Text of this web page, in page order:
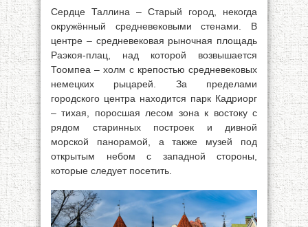
Сердце Таллина – Старый город, некогда
окружённый средневековыми стенами. В
центре – средневековая рыночная площадь
Раэкоя-плац, над которой возвышается
Тоомпеа – холм с крепостью средневековых
немецких рыцарей. За пределами
городского центра находится парк Кадриорг
– тихая, поросшая лесом зона к востоку с
рядом старинных построек и дивной
морской панорамой, а также музей под
открытым небом с западной стороны,
которые следует посетить.